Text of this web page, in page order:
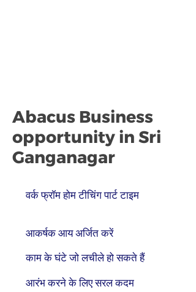
Abacus Business
opportunity in Sri
Ganganagar
वर्क फ्रॉम होम टीचिंग पार्ट टाइम
आकर्षक आय अर्जित करें
काम के घंटे जो लचीले हो सकते हैं
आरंभ करने के लिए सरल कदम